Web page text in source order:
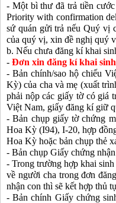
- Một bì thư đã trả tiền
Priority with confirmation
sứ quán gửi trả nếu Quý vị
của quý vị, xin đề nghị quý
b. Nếu chưa đăng kí khai
- Đơn xin đăng kí khai
- Bản chính/sao hộ chiếu
Kỳ) của cha và mẹ (xuất
phải nộp các giấy tờ có giá
Việt Nam, giấy đăng kí giữ
- Bản chụp giấy tờ chứng
Hoa Kỳ (I94), I-20, hợp
Hoa Kỳ hoặc bản chụp thẻ
- Bản chụp Giấy chứng
- Trong trường hợp khai
về người cha trong đơn
nhận con thì sẽ kết hợp thủ
- Bản chính Giấy chứng